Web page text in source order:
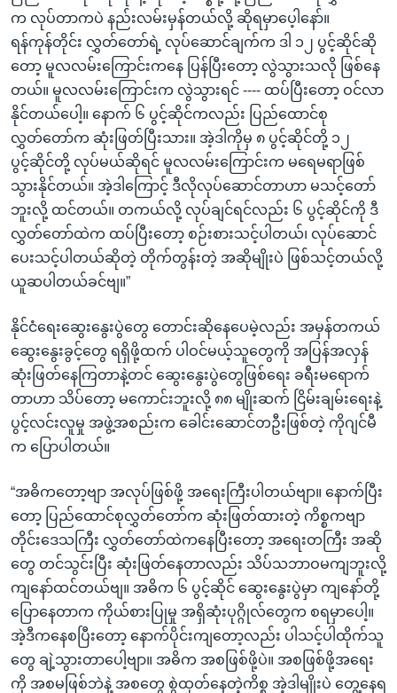
က လုပ်တာကပဲ နည်းလမ်းမှန်တယ်လို့ ဆိုရမှာပေ့ါနော်။
ရန်ကုန်တိုင်း လွှတ်တော်ရဲ့ လုပ်ဆောင်ချက်က ဒါ ၁၂ ပွင့်ဆိုင်ဆို
တော့ မူလလမ်းကြောင်းကနေ ပြန်ပြီးတော့ လွဲသွားသလို ဖြစ်နေ
တယ်။ မူလလမ်းကြောင်းက လွဲသွားရင် ---- ထပ်ပြီးတော့ ဝင်လာ
နိုင်တယ်ပေါ့။ နောက် ၆ ပွင့်ဆိုင်ကလည်း ပြည်ထောင်စု
လွှတ်တော်က ဆုံးဖြတ်ပြီးသား။ အဲ့ဒါကိုမှ ၈ ပွင့်ဆိုင်တို့ ၁၂
ပွင့်ဆိုင်တို့ လုပ်မယ်ဆိုရင် မူလလမ်းကြောင်းက မရေမရာဖြစ်
သွားနိုင်တယ်။ အဲ့ဒါကြောင့် ဒီလိုလုပ်ဆောင်တာဟာ မသင့်တော်
ဘူးလို့ ထင်တယ်။ တကယ်လို့ လုပ်ချင်ရင်လည်း ၆ ပွင့်ဆိုင်ကို ဒီ
လွှတ်တော်ထဲက ထပ်ပြီးတော့ စဉ်းစားသင့်ပါတယ်၊ လုပ်ဆောင်
ပေးသင့်ပါတယ်ဆိုတဲ့ တိုက်တွန်းတဲ့ အဆိုမျိုးပဲ ဖြစ်သင့်တယ်လို့
ယူဆပါတယ်ခင်ဗျ။”
နိုင်ငံရေးဆွေးနွေးပွဲတွေ တောင်းဆိုနေပေမဲ့လည်း အမှန်တကယ်
ဆွေးနွေးခွင့်တွေ ရရှိဖို့ထက် ပါဝင်မယ့်သူတွေကို အပြန်အလှန်
ဆုံးဖြတ်နေကြတာနဲ့တင် ဆွေးနွေးပွဲတွေဖြစ်ရေး ခရီးမရောက်
တာဟာ သိပ်တော့ မကောင်းဘူးလို့ ၈၈ မျိုးဆက် ငြိမ်းချမ်းရေးနဲ့
ပွင့်လင်းလူမှု အဖွဲ့အစည်းက ခေါင်းဆောင်တဦးဖြစ်တဲ့ ကိုဂျင်မီ
က ပြောပါတယ်။
“အဓိကတော့ဗျာ အလုပ်ဖြစ်ဖို့ အရေးကြီးပါတယ်ဗျာ။ နောက်ပြီး
တော့ ပြည်ထောင်စုလွှတ်တော်က ဆုံးဖြတ်ထားတဲ့ ကိစ္စကဗျာ
တိုင်းဒေသကြီး လွှတ်တော်ထဲကနေပြီးတော့ အရေးတကြီး အဆို
တွေ တင်သွင်းပြီး ဆုံးဖြတ်နေတာလည်း သိပ်သဘာဝမကျဘူးလို့
ကျနော်ထင်တယ်ဗျ။ အဓိက ၆ ပွင့်ဆိုင် ဆွေးနွေးပွဲမှာ ကျနော်တို့
ပြောနေတာက ကိုယ်စားပြုမှု အရှိဆုံးပုဂ္ဂိုလ်တွေက စရမှာပေါ့။
အဲ့ဒီကနေစပြီးတော့ နောက်ပိုင်းကျတော့လည်း ပါသင့်ပါထိုက်သူ
တွေ ချဲ့သွားတာပေါ့ဗျာ။ အဓိက အစဖြစ်ဖို့ပဲ။ အစဖြစ်ဖို့အရေး
ကို အစမဖြစ်ဘဲနဲ့ အစတွေ စွဲထုတ်နေတဲ့ကိစ္စ အဲ့ဒါမျိုးပဲ တွေ့နေရ